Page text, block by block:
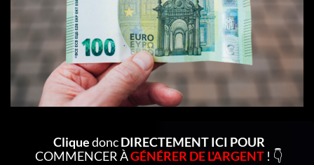
CliquedoncDIRECTEMENT ICI POUR
COMMENCER ÀGÉNÉRER DE L'ARGENT ! 👇